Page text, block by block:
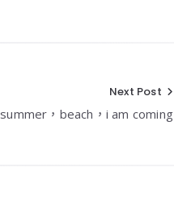
Next Post
summer，beach，i am coming